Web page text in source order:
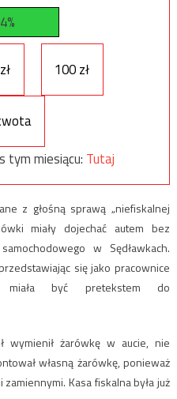
100 zł
tym miesiącu: Tutaj
z głośną sprawą „niefiskalnej
miały dojechać autem bez
w Sędławkach.
się jako pracownice
miała być pretekstem do
wymienił żarówkę w aucie, nie
własną żarówkę, ponieważ
Kasa fiskalna była już